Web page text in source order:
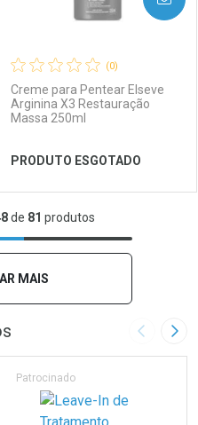
Ver Desconto Convênio
(0)
Creme para Pentear Elseve
Arginina X3 Restauração
Massa 250ml
PRODUTO ESGOTADO
de 81 produtos
MAIS
Imagem
Patrocinado